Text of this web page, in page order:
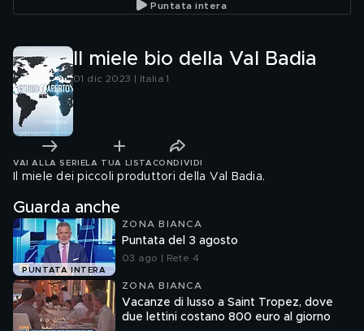
Puntata intera
Il miele bio della Val Badia
01 dic 2023 | Italia 1
VAI ALLA SERIE LA TUA LISTA CONDIVIDI
Il miele dei piccoli produttori della Val Badia.
Guarda anche
PUNTATA INTERA
ZONA BIANCA
Puntata del 3 agosto
03 ago | Rete 4
ZONA BIANCA
Vacanze di lusso a Saint Tropez, dove
due lettini costano 800 euro al giorno